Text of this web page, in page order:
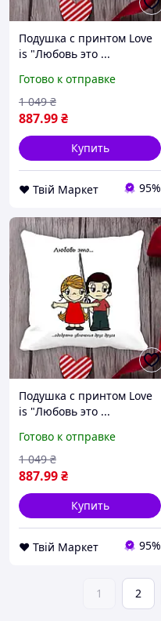
Подушка с принтом Love
is "Любовь это ...
Кавун П000015 D8-2026
Готово к отправке
887.99₴
1 049 ₴
Купить
❤️ Твій Маркет 95%
Подушка с принтом Love
is "Любовь это ...
друга" Белый Кавун
П000017 D8-2026
Готово к отправке
887.99₴
1 049 ₴
Купить
❤️ Твій Маркет 95%
1 2